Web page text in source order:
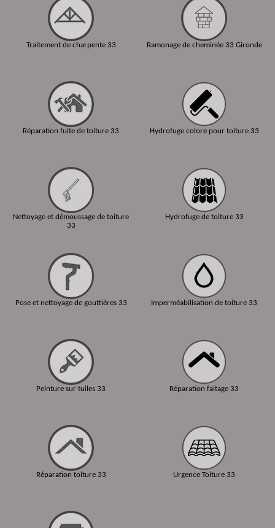
Traitement de charpente 33
Réparation fuite de toiture 33
Nettoyage et démoussage de toiture
33
Pose et nettoyage de gouttières 33
Peinture sur tuiles 33
Réparation toiture 33
Ramonage de cheminée 33 Gironde
Hydrofuge colore pour toiture 33
Hydrofuge de toiture 33
Imperméabilisation de toiture 33
Réparation faitage 33
Urgence Toiture 33